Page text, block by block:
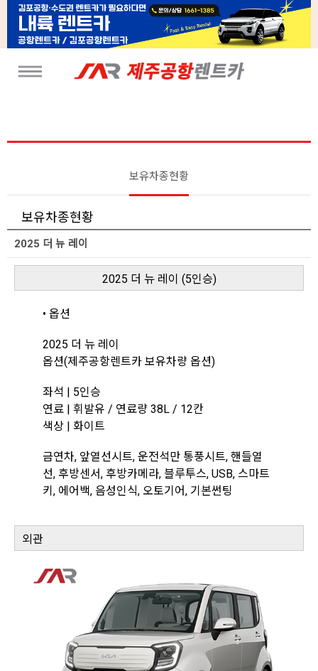
보유차종현황
보유차종현황
2025 더 뉴 레이
2025 더 뉴 레이 (5인승)
• 옵션
2025 더 뉴 레이
옵션(제주공항렌트카 보유차량 옵션)
좌석 | 5인승
연료 | 휘발유 / 연료량 38L / 12칸
색상 | 화이트
금연차, 앞열선시트, 운전석만 통풍시트, 핸들열
선, 후방센서, 후방카메라, 블루투스, USB, 스마트
키, 에어백, 음성인식, 오토기어, 기본썬팅
외관